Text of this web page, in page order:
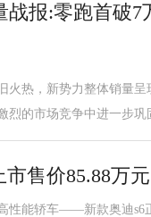
战报:零跑首破
火热，新势力整体销量
烈的市场竞争中进一步巩
市售价85.88万元
性能轿车——新款奥迪s6